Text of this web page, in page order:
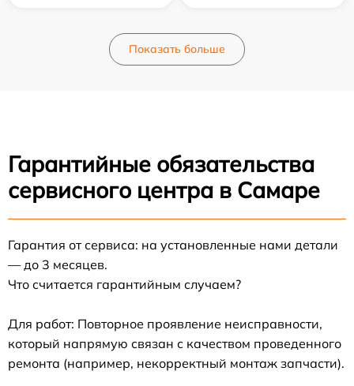
Показать больше
Гарантийные обязательства
сервисного центра в Самаре
Гарантия от сервиса: на установленные нами детали
— до 3 месяцев.
Что считается гарантийным случаем?
Для работ: Повторное проявление неисправности,
который напрямую связан с качеством проведенного
ремонта (например, некорректный монтаж запчасти).